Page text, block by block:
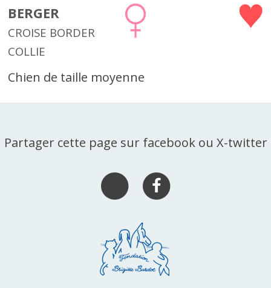
BERGER
CROISE BORDER
COLLIE
Chien de taille moyenne
Partager cette page sur facebook ou X-twitter